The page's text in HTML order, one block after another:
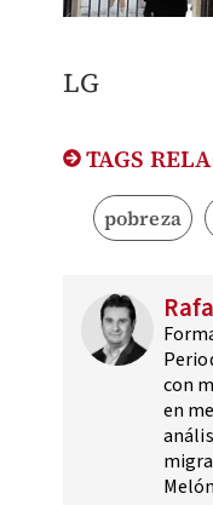
LG
TAGS
pobreza
con
en